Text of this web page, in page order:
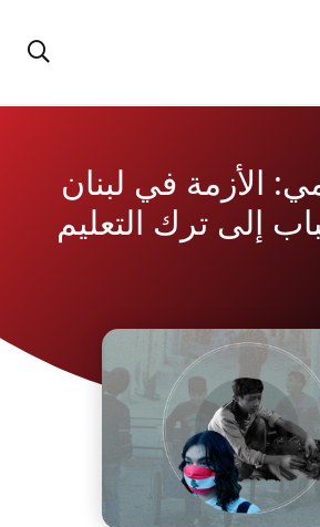
الأزمة في لبنان
إلى ترك التعليم